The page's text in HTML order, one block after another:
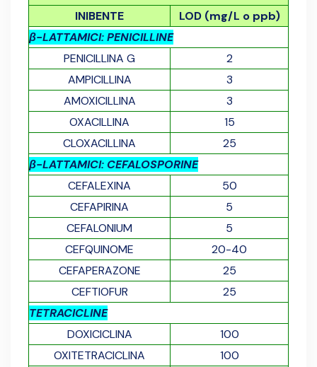
INIBENTE
LOD (mg/L o ppb)
β-LATTAMICI: PENICILLINE
PENICILLINA G
2
AMPICILLINA
3
AMOXICILLINA
3
OXACILLINA
15
CLOXACILLINA
25
β-LATTAMICI: CEFALOSPORINE
CEFALEXINA
50
CEFAPIRINA
5
CEFALONIUM
5
CEFQUINOME
20-40
CEFAPERAZONE
25
CEFTIOFUR
25
TETRACICLINE
DOXICICLINA
100
OXITETRACICLINA
100